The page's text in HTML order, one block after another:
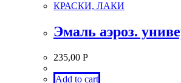
КРАСКИ, ЛАКИ
Эмаль аэроз.
235,00 Р
Add to cart